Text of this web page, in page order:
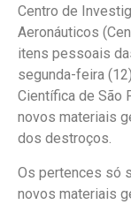
Centro de
Aeronáuticos
itens pessoais
segunda-feira
Científica de São
novos materiais
dos destroços.
Os pertences só
novos materiais